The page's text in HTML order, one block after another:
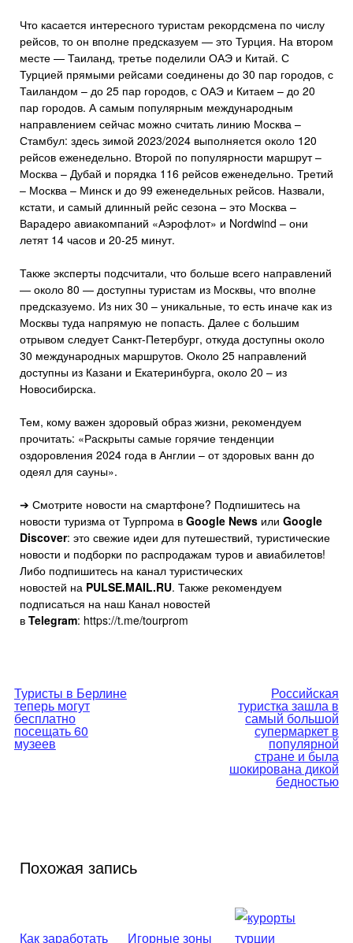
Что касается интересного туристам рекордсмена по числу
рейсов, то он вполне предсказуем — это Турция. На втором
месте — Таиланд, третье поделили ОАЭ и Китай. С
Турцией прямыми рейсами соединены до 30 пар городов, с
Таиландом – до 25 пар городов, с ОАЭ и Китаем – до 20
пар городов. А самым популярным международным
направлением сейчас можно считать линию Москва –
Стамбул: здесь зимой 2023/2024 выполняется около 120
рейсов еженедельно. Второй по популярности маршрут –
Москва – Дубай и порядка 116 рейсов еженедельно. Третий
– Москва – Минск и до 99 еженедельных рейсов. Назвали,
кстати, и самый длинный рейс сезона – это Москва –
Варадеро авиакомпаний «Аэрофлот» и Nordwind – они
летят 14 часов и 20-25 минут.
Также эксперты подсчитали, что больше всего направлений
— около 80 — доступны туристам из Москвы, что вполне
предсказуемо. Из них 30 – уникальные, то есть иначе как из
Москвы туда напрямую не попасть. Далее с большим
отрывом следует Санкт-Петербург, откуда доступны около
30 международных маршрутов. Около 25 направлений
доступны из Казани и Екатеринбурга, около 20 – из
Новосибирска.
Тем, кому важен здоровый образ жизни, рекомендуем
прочитать: «Раскрыты самые горячие тенденции
оздоровления 2024 года в Англии – от здоровых ванн до
одеял для сауны».
➔ Смотрите новости на смартфоне? Подпишитесь на
новости туризма от Турпрома в Google News или Google
Discover: это свежие идеи для путешествий, туристические
новости и подборки по распродажам туров и авиабилетов!
Либо подпишитесь на канал туристических
новостей на PULSE.MAIL.RU. Также рекомендуем
подписаться на наш Канал новостей
в Telegram: https://t.me/tourprom
Навигация
по
записям
Туристы в Берлине
теперь могут
бесплатно
посещать 60
музеев
Российская
туристка зашла в
самый большой
супермаркет в
популярной
стране и была
шокирована дикой
бедностью
Похожая запись
Как заработать Игорные зоны